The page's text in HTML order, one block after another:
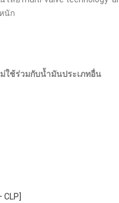
นัก
ใช้ร่วมกับน้ำมันประเภทอื่น